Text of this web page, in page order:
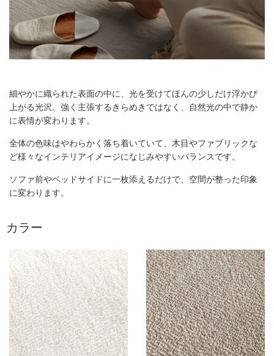
細やかに織られた表面の中に、光を受けてほんの少しだけ浮かび
上がる光沢。強く主張するきらめきではなく、自然光の中で静か
に表情が変わります。
全体の色味はやわらかく落ち着いていて、木目やファブリックな
ど様々なインテリアイメージになじみやすいバランスです。
ソファ前やベッドサイドに一枚添えるだけで、空間が整った印象
に変わります。
カラー